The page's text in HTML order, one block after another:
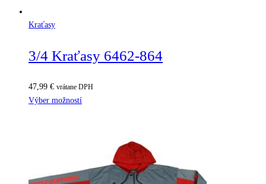
Kraťasy
3/4 Kraťasy 6462-864
47,99 € vrátane DPH
Výber možností